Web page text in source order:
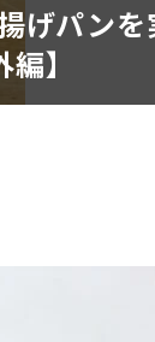
げパンを
】